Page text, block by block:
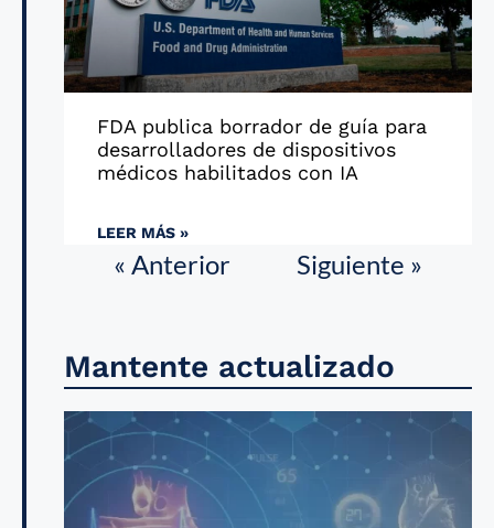
FDA publica borrador de guía para
desarrolladores de dispositivos
médicos habilitados con IA
LEER MÁS »
« Anterior Siguiente »
Mantente actualizado